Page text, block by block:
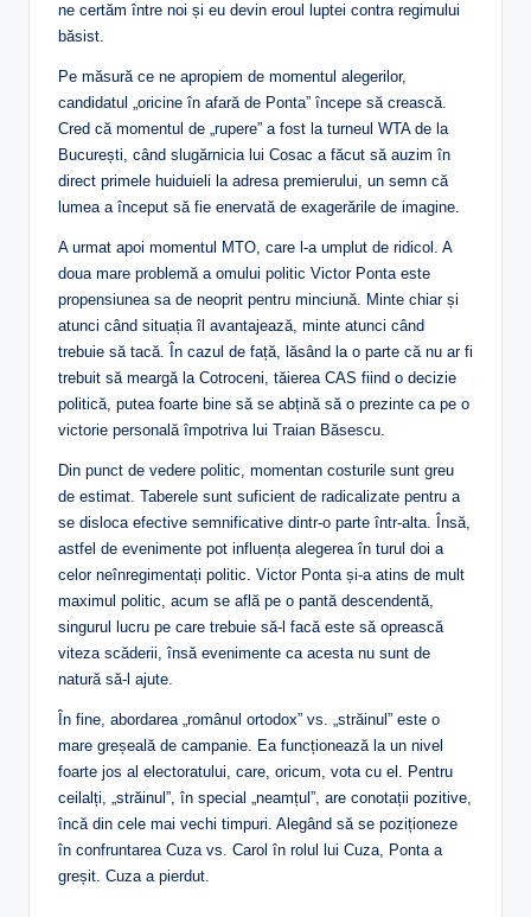
ne certăm între noi și eu devin eroul luptei contra regimului
băsist.
Pe măsură ce ne apropiem de momentul alegerilor,
candidatul „oricine în afară de Ponta” începe să crească.
Cred că momentul de „rupere” a fost la turneul WTA de la
București, când slugărnicia lui Cosac a făcut să auzim în
direct primele huiduieli la adresa premierului, un semn că
lumea a început să fie enervată de exagerările de imagine.
A urmat apoi momentul MTO, care l-a umplut de ridicol. A
doua mare problemă a omului politic Victor Ponta este
propensiunea sa de neoprit pentru minciună. Minte chiar și
atunci când situația îl avantajează, minte atunci când
trebuie să tacă. În cazul de față, lăsând la o parte că nu ar fi
trebuit să meargă la Cotroceni, tăierea CAS fiind o decizie
politică, putea foarte bine să se abțină să o prezinte ca pe o
victorie personală împotriva lui Traian Băsescu.
Din punct de vedere politic, momentan costurile sunt greu
de estimat. Taberele sunt suficient de radicalizate pentru a
se disloca efective semnificative dintr-o parte într-alta. Însă,
astfel de evenimente pot influența alegerea în turul doi a
celor neînregimentați politic. Victor Ponta și-a atins de mult
maximul politic, acum se află pe o pantă descendentă,
singurul lucru pe care trebuie să-l facă este să oprească
viteza scăderii, însă evenimente ca acesta nu sunt de
natură să-l ajute.
În fine, abordarea „românul ortodox” vs. „străinul” este o
mare greșeală de campanie. Ea funcționează la un nivel
foarte jos al electoratului, care, oricum, vota cu el. Pentru
ceilalți, „străinul”, în special „neamțul”, are conotații pozitive,
încă din cele mai vechi timpuri. Alegând să se poziționeze
în confruntarea Cuza vs. Carol în rolul lui Cuza, Ponta a
greșit. Cuza a pierdut.